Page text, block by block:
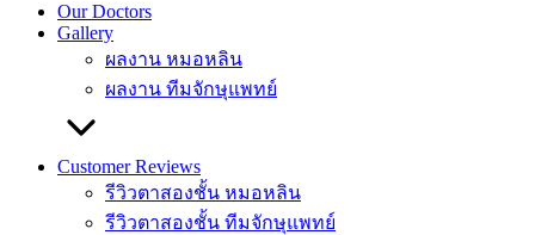
Our Doctors
Gallery
ผลงาน หมอหลิน
ผลงาน ทีมจักษุแพทย์
Customer Reviews
รีวิวตาสองชั้น หมอหลิน
รีวิวตาสองชั้น ทีมจักษุแพทย์